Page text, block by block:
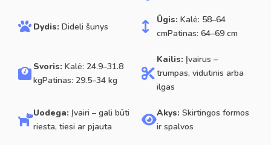
Dydis: Dideli šunys
Ūgis: Kalė: 58–64
cmPatinas: 64–69 cm
Svoris: Kalė: 24.9–31.8
kgPatinas: 29.5–34 kg
Kailis: Įvairus –
trumpas, vidutinis arba
ilgas
Uodega: Įvairi – gali būti
riesta, tiesi ar pjauta
Akys: Skirtingos formos
ir spalvos